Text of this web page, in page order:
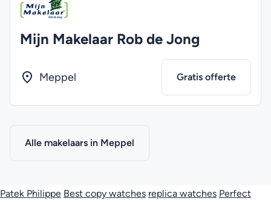
Mijn Makelaar Rob de Jong
Meppel Gratis offerte
Alle makelaars in Meppel
Patek Philippe Best copy watches replica watches Perfect